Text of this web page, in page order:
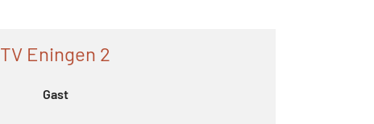
TV Eningen 2
Gast